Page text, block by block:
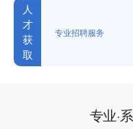
人
才
获
取
专业招聘服务
专业·